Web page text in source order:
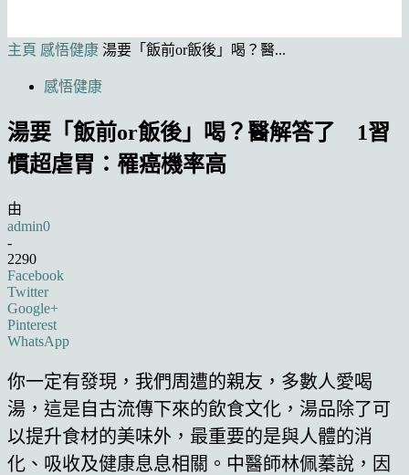
主頁 感悟健康 湯要「飯前or飯後」喝？醫...
感悟健康
湯要「飯前or飯後」喝？醫解答了 1習
慣超虐胃：罹癌機率高
由
admin0
-
2290
Facebook
Twitter
Google+
Pinterest
WhatsApp
你一定有發現，我們周遭的親友，多數人愛喝
湯，這是自古流傳下來的飲食文化，湯品除了可
以提升食材的美味外，最重要的是與人體的消
化、吸收及健康息息相關。中醫師林佩蓁說，因